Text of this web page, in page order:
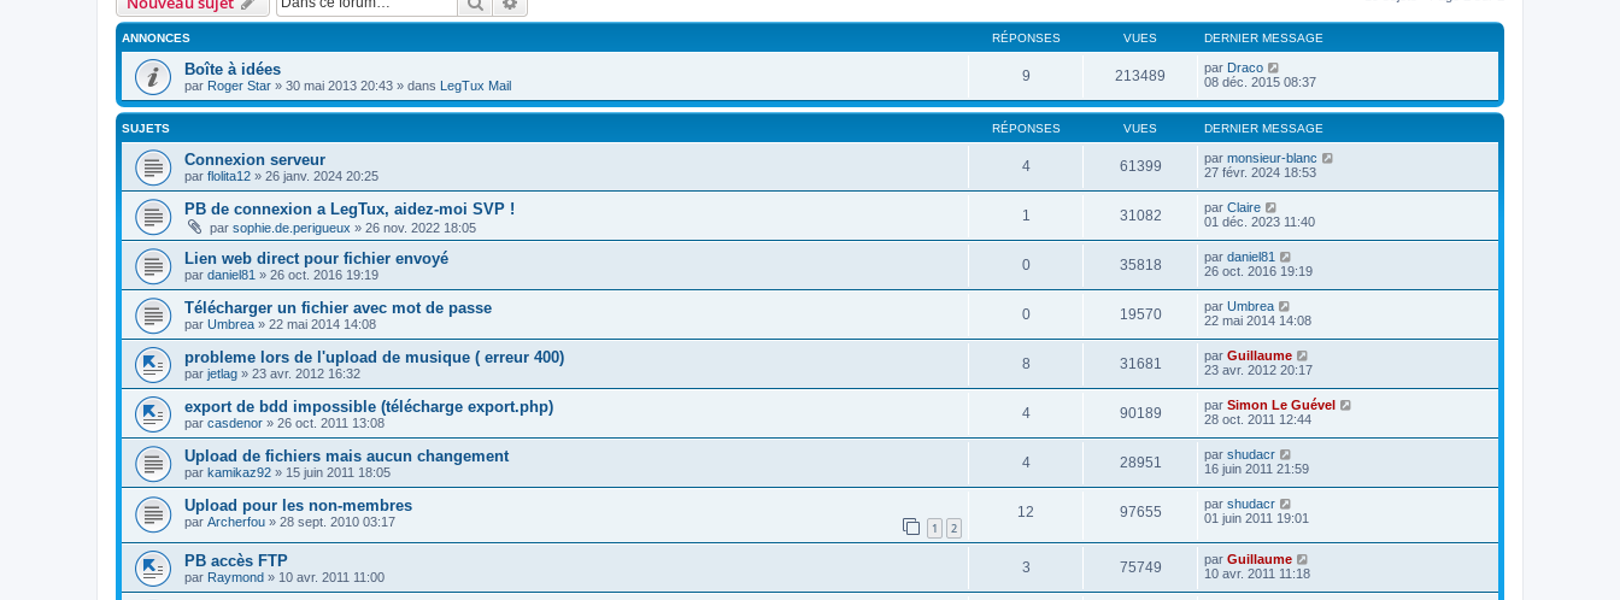
ANNONCES RÉPONSES VUES DERNIER MESSAGE
Boîte à idées
par Roger Star » 30 mai 2013 20:43 » dans LegTux Mail
9 213489 par Draco
08 déc. 2015 08:37
SUJETS RÉPONSES VUES DERNIER MESSAGE
Connexion serveur
par flolita12 » 26 janv. 2024 20:25
4 61399 par monsieur-blanc
27 févr. 2024 18:53
PB de connexion a LegTux, aidez-moi SVP !
par sophie.de.perigueux » 26 nov. 2022 18:05
1 31082 par Claire
01 déc. 2023 11:40
Lien web direct pour fichier envoyé
par daniel81 » 26 oct. 2016 19:19
0 35818 par daniel81
26 oct. 2016 19:19
Télécharger un fichier avec mot de passe
par Umbrea » 22 mai 2014 14:08
0 19570 par Umbrea
22 mai 2014 14:08
probleme lors de l'upload de musique ( erreur 400)
par jetlag » 23 avr. 2012 16:32
8 31681 par Guillaume
23 avr. 2012 20:17
export de bdd impossible (télécharge export.php)
par casdenor » 26 oct. 2011 13:08
4 90189 par Simon Le Guével
28 oct. 2011 12:44
Upload de fichiers mais aucun changement
par kamikaz92 » 15 juin 2011 18:05
4 28951 par shudacr
16 juin 2011 21:59
Upload pour les non-membres
par Archerfou » 28 sept. 2010 03:17 1 2
12 97655 par shudacr
01 juin 2011 19:01
PB accès FTP
par Raymond » 10 avr. 2011 11:00
3 75749 par Guillaume
10 avr. 2011 11:18